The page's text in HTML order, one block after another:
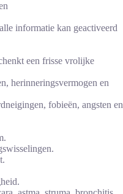
informatie kan geactiveerd
een frisse vrolijke
herinneringsvermogen en
fobieën, angsten en